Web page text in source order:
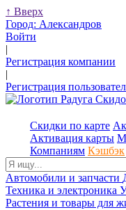
↑ Вверх
Город: Александров
Войти
|
Регистрация компании
|
Регистрация
Скидки по карте
Активация карты
Компаниям Кэшбэк
Автомобили и запчасти
Техника и электроника
Растения и товары для